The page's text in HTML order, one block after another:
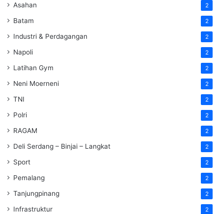
Asahan 2
Batam 2
Industri & Perdagangan 2
Napoli 2
Latihan Gym 2
Neni Moerneni 2
TNI 2
Polri 2
RAGAM 2
Deli Serdang – Binjai – Langkat 2
Sport 2
Pemalang 2
Tanjungpinang 2
Infrastruktur 2